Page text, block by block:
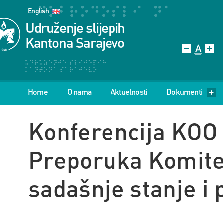
English
Udruženje slijepih
Kantona Sarajevo
Home O nama Aktuelnosti Dokumenti
Konferencija
Preporuka
sadašnje stanje i